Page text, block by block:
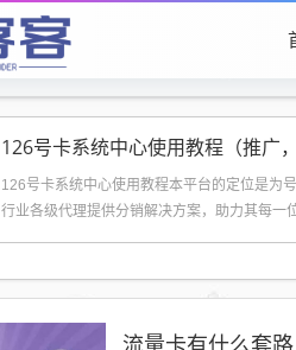
126号卡系统中心使用教程本平台的定位是为
行业各级代理提供分销解决方案，助力其每一
流量卡有什么套路